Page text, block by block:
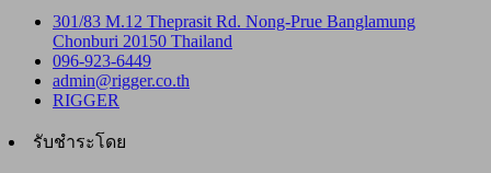
301/83 M.12 Theprasit Rd. Nong-Prue Banglamung
Chonburi 20150 Thailand
096-923-6449
admin@rigger.co.th
RIGGER
รับชำระโดย